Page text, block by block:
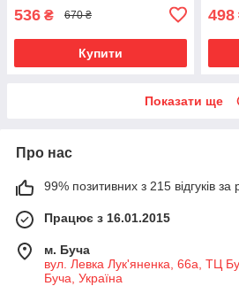
536 ₴ 670 ₴
Купити
498
Показати ще
Про нас
99% позитивних з 215 відгуків за
Працює з 16.01.2015
м. Буча
вул. Левка Лук'яненка, 66а, ТЦ
Буча, Україна